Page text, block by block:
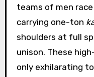
teams of men
carrying one-ton
shoulders at full
unison. These
only exhilarating